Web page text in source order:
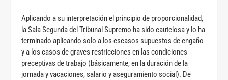
Aplicando a su interpretación el principio de proporcionalidad,
la Sala Segunda del Tribunal Supremo ha sido cautelosa y lo ha
terminado aplicando solo a los escasos supuestos de engaño
y a los casos de graves restricciones en las condiciones
preceptivas de trabajo (básicamente, en la duración de la
jornada y vacaciones, salario y aseguramiento social). De